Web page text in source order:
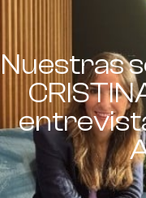
Nuestras